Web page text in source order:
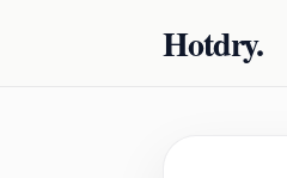
Hotdry.